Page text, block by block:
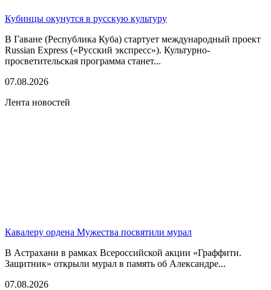
Кубинцы окунутся в русскую культуру
В Гаване (Республика Куба) стартует международный проект
Russian Express («Русский экспресс»). Культурно-
просветительская программа станет...
07.08.2026
Лента новостей
Кавалеру ордена Мужества посвятили мурал
В Астрахани в рамках Всероссийской акции «Граффити.
Защитник» открыли мурал в память об Александре...
07.08.2026